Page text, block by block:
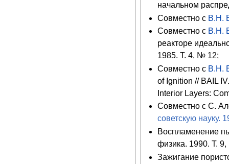
начальном
Совместно с В.Н.
Совместно с В.Н.
реакторе
1985. T. 4, № 12;
Совместно с В.Н.
of Ignition // BAIL
Interior Layers:
Совместно с С.
советскую науку.
Воспламенение
физика. 1990. Т.
Зажигание